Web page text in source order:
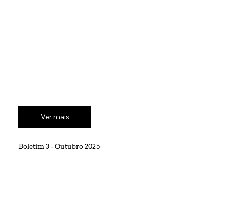
Ver mais
Boletim 3 - Outubro 2025